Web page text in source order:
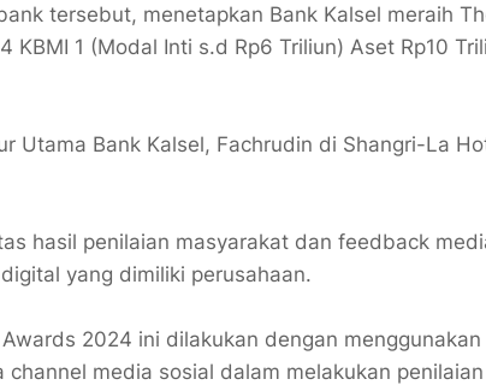
tersebut, menetapkan Bank Kalsel meraih
KBMI 1 (Modal Inti s.d Rp6 Triliun) Aset Rp10
Utama Bank Kalsel, Fachrudin di Shangri-La
hasil penilaian masyarakat dan feedback
yang dimiliki perusahaan.
2024 ini dilakukan dengan
media sosial dalam melakukan